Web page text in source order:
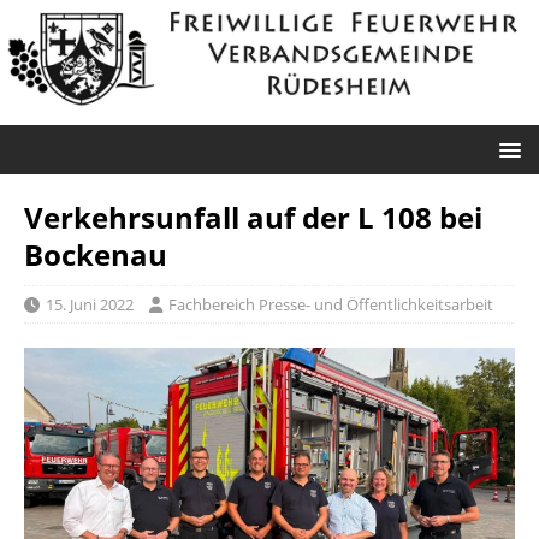
Verkehrsunfall auf der L 108 bei
Bockenau
15. Juni 2022 Fachbereich Presse- und Öffentlichkeitsarbeit